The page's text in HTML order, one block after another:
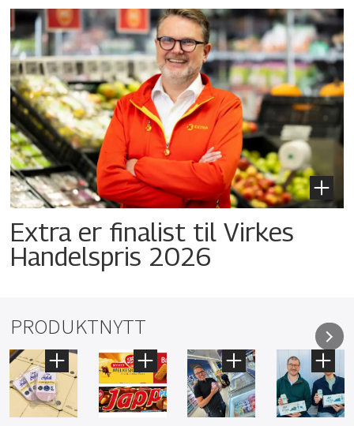
Extra er finalist til Virkes
Handelspris 2026
PRODUKTNYTT